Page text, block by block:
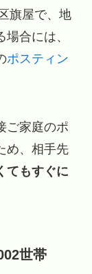
旗屋で、地
合には、
ポスティン
ご家庭のポ
め、相手先
てもすぐに
世帯